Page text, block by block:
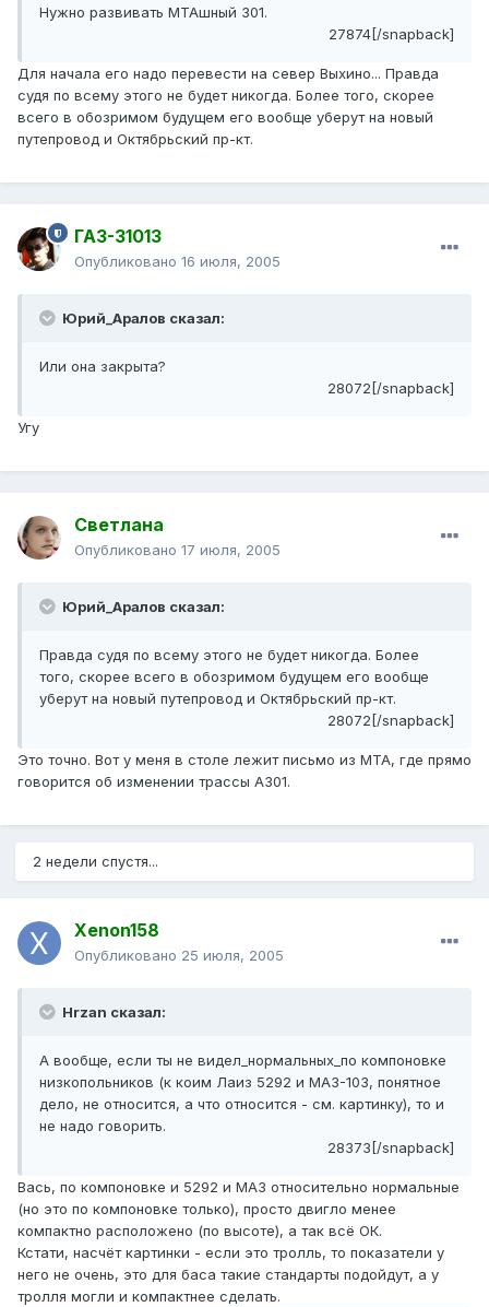
Нужно развивать МТАшный 301.
27874[/snapback]
Для начала его надо перевести на север Выхино... Правда
судя по всему этого не будет никогда. Более того, скорее
всего в обозримом будущем его вообще уберут на новый
путепровод и Октябрьский пр-кт.
ГАЗ-31013
Опубликовано 16 июля, 2005
Юрий_Аралов сказал:
Или она закрыта?
28072[/snapback]
Угу
Светлана
Опубликовано 17 июля, 2005
Юрий_Аралов сказал:
Правда судя по всему этого не будет никогда. Более
того, скорее всего в обозримом будущем его вообще
уберут на новый путепровод и Октябрьский пр-кт.
28072[/snapback]
Это точно. Вот у меня в столе лежит письмо из МТА, где прямо
говорится об изменении трассы А301.
2 недели спустя...
Xenon158
Опубликовано 25 июля, 2005
Hrzan сказал:
А вообще, если ты не видел_нормальных_по компоновке
низкопольников (к коим Лаиз 5292 и МАЗ-103, понятное
дело, не относится, а что относится - см. картинку), то и
не надо говорить.
28373[/snapback]
Вась, по компоновке и 5292 и МАЗ относительно нормальные
(но это по компоновке только), просто двигло менее
компактно расположено (по высоте), а так всё ОК.
Кстати, насчёт картинки - если это тролль, то показатели у
него не очень, это для баса такие стандарты подойдут, а у
тролля могли и компактнее сделать.